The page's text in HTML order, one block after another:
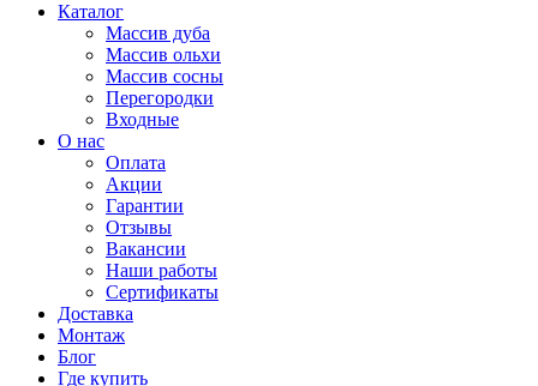
Каталог
Массив дуба
Массив ольхи
Массив сосны
Перегородки
Входные
О нас
Оплата
Акции
Гарантии
Отзывы
Вакансии
Наши работы
Сертификаты
Доставка
Монтаж
Блог
Где купить